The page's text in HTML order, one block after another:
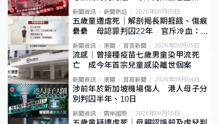
新聞資訊 新聞熱話 2026年08月05日
五歲童遭虐死｜解剖揭長期捱餓、傷痕
纍纍 母認罪判囚22年 官斥冷血：同
類案最惡劣
新聞資訊 港聞 首頁新聞 2026年08月05日
流感｜曾接種疫苗七歲男童染甲流死
亡 成今年首宗兒童感染離世個案
新聞資訊 港聞 首頁新聞 2026年08月04日
涉前年於新加坡機場傷人 港人母子分
別判囚半年、10日
新聞資訊 兩岸國際 2026年08月05日